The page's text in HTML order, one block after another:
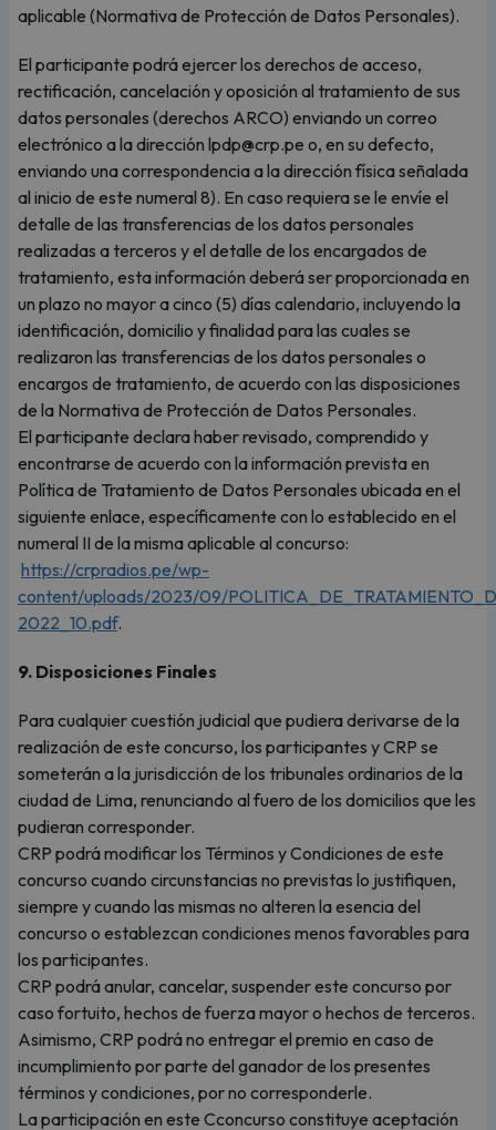
aplicable (Normativa de Protección de Datos Personales).
El participante podrá ejercer los derechos de acceso,
rectificación, cancelación y oposición al tratamiento de sus
datos personales (derechos ARCO) enviando un correo
electrónico a la dirección lpdp@crp.pe o, en su defecto,
enviando una correspondencia a la dirección física señalada
al inicio de este numeral 8). En caso requiera se le envíe el
detalle de las transferencias de los datos personales
realizadas a terceros y el detalle de los encargados de
tratamiento, esta información deberá ser proporcionada en
un plazo no mayor a cinco (5) días calendario, incluyendo la
identificación, domicilio y finalidad para las cuales se
realizaron las transferencias de los datos personales o
encargos de tratamiento, de acuerdo con las disposiciones
de la Normativa de Protección de Datos Personales.
El participante declara haber revisado, comprendido y
encontrarse de acuerdo con la información prevista en
Política de Tratamiento de Datos Personales ubicada en el
siguiente enlace, específicamente con lo establecido en el
numeral II de la misma aplicable al concurso:
https://crpradios.pe/wp-
content/uploads/2023/09/
2022_10.pdf.
9. Disposiciones Finales
Para cualquier cuestión judicial que pudiera derivarse de la
realización de este concurso, los participantes y CRP se
someterán a la jurisdicción de los tribunales ordinarios de la
ciudad de Lima, renunciando al fuero de los domicilios que les
pudieran corresponder.
CRP podrá modificar los Términos y Condiciones de este
concurso cuando circunstancias no previstas lo justifiquen,
siempre y cuando las mismas no alteren la esencia del
concurso o establezcan condiciones menos favorables para
los participantes.
CRP podrá anular, cancelar, suspender este concurso por
caso fortuito, hechos de fuerza mayor o hechos de terceros.
Asimismo, CRP podrá no entregar el premio en caso de
incumplimiento por parte del ganador de los presentes
términos y condiciones, por no corresponderle.
La participación en este Cconcurso constituye aceptación